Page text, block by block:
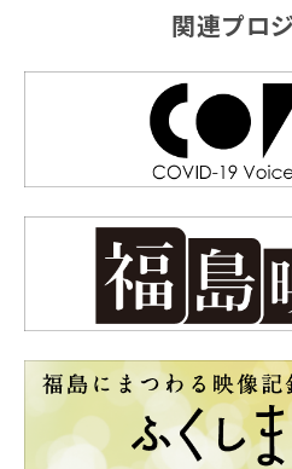
関連プロ